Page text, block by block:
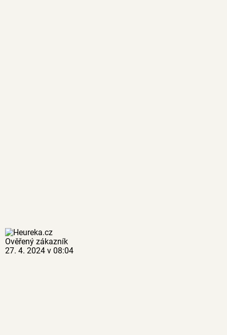
Ověřený zákazník
27. 4. 2024 v 08:04